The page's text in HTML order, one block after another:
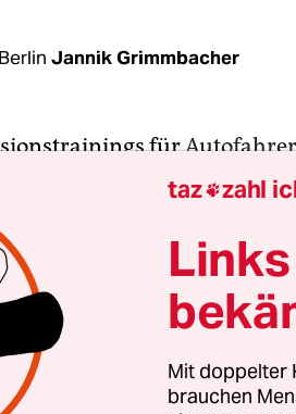
Jannik Grimmbacher
für
der Ver­tre­te­r:in­nen der
sagte Klimaaktivistin
sich am Dienstag mit
zu einem Gespräch.
respektvoll und äußerst
Bonasera
das Treffen.
angesetzt, dauerte dann
taz zahl
Mit doppelter
brauchen